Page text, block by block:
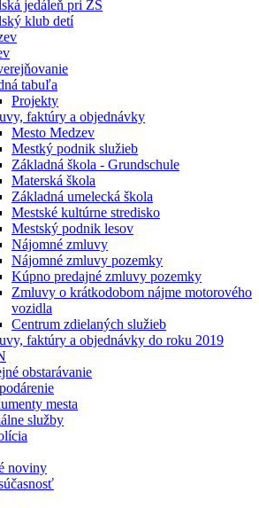
jedáleň pri ZŠ
klub detí
tabuľa
Projekty
faktúry a objednávky
Mesto Medzev
Mestký podnik služieb
Základná škola - Grundschule
Materská škola
Základná umelecká škola
Mestské kultúrne stredisko
Mestský podnik lesov
Nájomné zmluvy
Nájomné zmluvy pozemky
Kúpno predajné zmluvy pozemky
Zmluvy o krátkodobom nájme motorového
vozidla
Centrum zdielaných služieb
faktúry a objednávky do roku 2019
obstarávanie
mesta
služby
noviny